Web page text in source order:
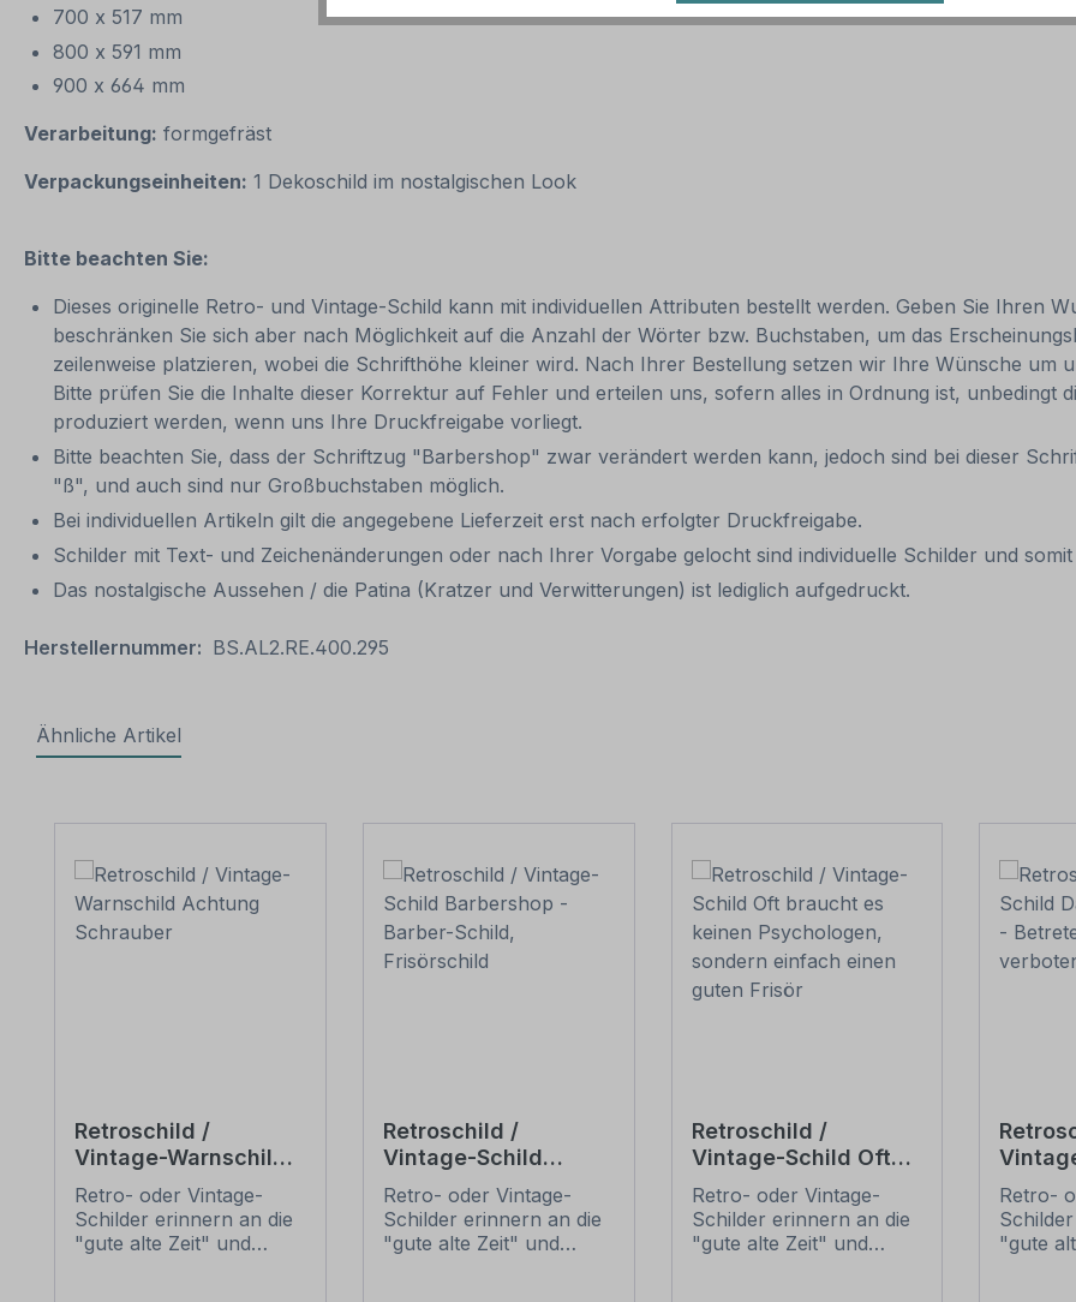
700 x 517 mm
800 x 591 mm
900 x 664 mm
Verarbeitung: formgefräst
Verpackungseinheiten: 1 Dekoschild im nostalgischen Look
Bitte beachten Sie:
Dieses originelle Retro- und Vintage-Schild kann mit individuellen Attributen bestellt werden. Geben Sie Ihren
beschränken Sie sich aber nach Möglichkeit auf die Anzahl der Wörter bzw. Buchstaben, um das
zeilenweise platzieren, wobei die Schrifthöhe kleiner wird. Nach Ihrer Bestellung setzen wir Ihre Wünsche um
Bitte prüfen Sie die Inhalte dieser Korrektur auf Fehler und erteilen uns, sofern alles in Ordnung ist, unbedingt
produziert werden, wenn uns Ihre Druckfreigabe vorliegt.
Bitte beachten Sie, dass der Schriftzug "Barbershop" zwar verändert werden kann, jedoch sind bei dieser
"ß", und auch sind nur Großbuchstaben möglich.
Bei individuellen Artikeln gilt die angegebene Lieferzeit erst nach erfolgter Druckfreigabe.
Schilder mit Text- und Zeichenänderungen oder nach Ihrer Vorgabe gelocht sind individuelle Schilder und
Das nostalgische Aussehen / die Patina (Kratzer und Verwitterungen) ist lediglich aufgedruckt.
Herstellernummer: BS.AL2.RE.400.295
Ähnliche Artikel
Retroschild /
Vintage-Warnschild
Achtung Schrauber
Retro- oder Vintage-
Schilder erinnern an die
"gute alte Zeit" und
Retroschild /
Vintage-Schild
Barbershop - Barber-
Schild, Frisörschild
Retro- oder Vintage-
Schilder erinnern an die
"gute alte Zeit" und
Retroschild /
Vintage-Schild Oft
braucht es keinen
Psychologen,
sondern einfach
einen guten Frisör
Retro- oder Vintage-
Schilder erinnern an die
"gute alte Zeit" und
Retro-
"gute